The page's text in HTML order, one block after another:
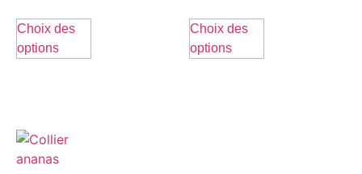
Choix des
options
Choix des
options